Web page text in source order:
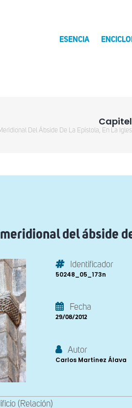
ESENCIA
Del Ábside De La Epístola, En La
del ábside
Identificador
50248_05_173n
Fecha
29/08/2012
Autor
Carlos Martínez Álava
(Relación)